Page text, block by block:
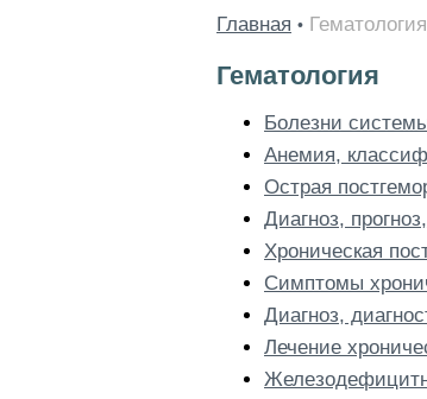
Главная • Гематология
Гематология
Болезни
Анемия,
Острая
Диагноз,
Хроническая
Симптомы
Диагноз,
Лечение